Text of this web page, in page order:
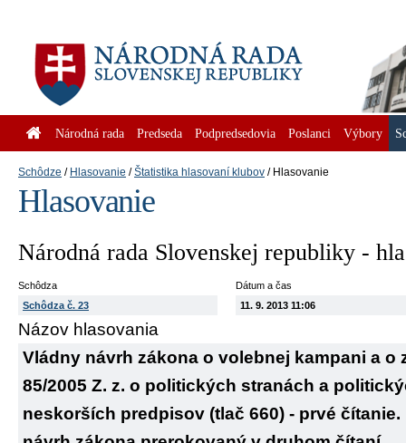
Národná rada Predseda Podpredsedovia Poslanci Výbory
Schôdze Hlasovanie Štatistika hlasovaní klubov Hlasovanie
Hlasovanie
Národná rada Slovenskej republiky -
Schôdza
Schôdza č. 23
Dátum a čas
11. 9. 2013 11:06
Názov hlasovania
Vládny návrh zákona o volebnej kampani a o
85/2005 Z. z. o politických stranách a
neskorších predpisov (tlač 660) - prvé